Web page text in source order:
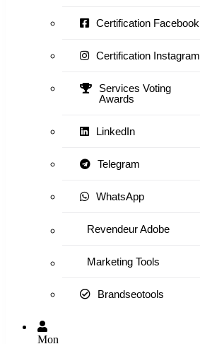
Certification Facebook
Certification Instagram
Services Voting
Awards
LinkedIn
Telegram
WhatsApp
Revendeur Adobe
Marketing Tools
Brandseotools
Mon